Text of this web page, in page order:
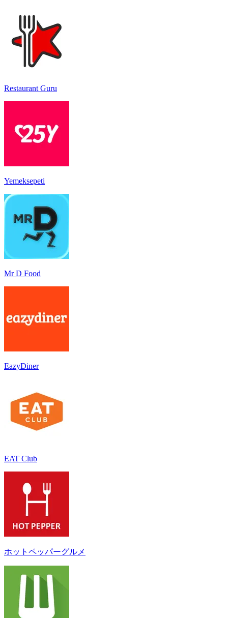
Restaurant Guru
Yemeksepeti
Mr D Food
EazyDiner
EAT Club
ホットペッパーグルメ